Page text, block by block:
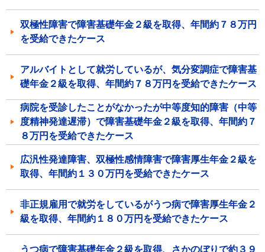
双極性障害で障害基礎年金２級を取得、年間約７８万円
を受給できたケース
アルバイトとして就労しているが、気分変調症で障害基
礎年金２級を取得、年間約７８万円を受給できたケース
病院を受診したことがなかったが中等度知的障害（中等
度精神発達遅滞）で障害基礎年金２級を取得、年間約７
８万円を受給できたケース
広汎性発達障害、双極性感情障害で障害厚生年金２級を
取得、年間約１３０万円を受給できたケース
非正規雇用で就労をしているがうつ病で障害厚生年金２
級を取得、年間約１８０万円を受給できたケース
うつ病で障害基礎年金２級を取得、さかのぼりで約３９